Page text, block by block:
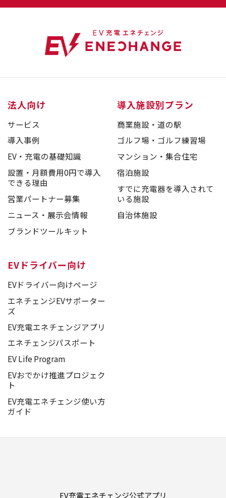
法人向け
サービス
導入事例
EV・充電の基礎知識
設置・月額費用0円で導入
できる理由
営業パートナー募集
ニュース・展示会情報
ブランドツールキット
導入施設別プラン
商業施設・道の駅
ゴルフ場・ゴルフ練習場
マンション・集合住宅
宿泊施設
すでに充電器を導入されて
いる施設
自治体施設
EVドライバー向け
EVドライバー向けページ
エネチェンジEVサポーター
ズ
EV充電エネチェンジアプリ
エネチェンジパスポート
EV Life Program
EVおでかけ推進プロジェク
ト
EV充電エネチェンジ使い方
ガイド
EV充電エネチェンジ公式アプリ